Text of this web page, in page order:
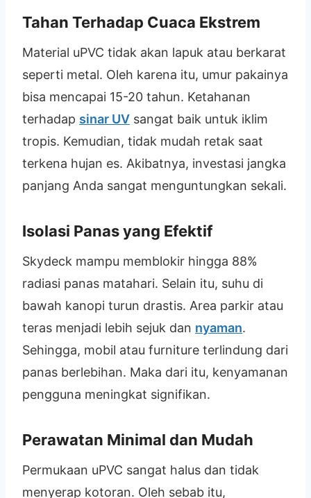
Tahan Terhadap Cuaca Ekstrem
Material uPVC tidak akan lapuk atau berkarat
seperti metal. Oleh karena itu, umur pakainya
bisa mencapai 15-20 tahun. Ketahanan
terhadap sinar UV sangat baik untuk iklim
tropis. Kemudian, tidak mudah retak saat
terkena hujan es. Akibatnya, investasi jangka
panjang Anda sangat menguntungkan sekali.
Isolasi Panas yang Efektif
Skydeck mampu memblokir hingga 88%
radiasi panas matahari. Selain itu, suhu di
bawah kanopi turun drastis. Area parkir atau
teras menjadi lebih sejuk dan nyaman.
Sehingga, mobil atau furniture terlindung dari
panas berlebihan. Maka dari itu, kenyamanan
pengguna meningkat signifikan.
Perawatan Minimal dan Mudah
Permukaan uPVC sangat halus dan tidak
menyerap kotoran. Oleh sebab itu,